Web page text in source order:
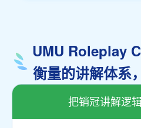
UMU Roleplay
衡量的讲解体系
把销冠讲解逻